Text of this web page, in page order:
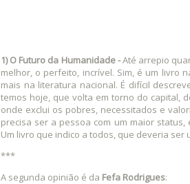
1) O Futuro da Humanidade-Até arrepio
melhor, o perfeito, incrível. Sim, é um livro
mais na literatura nacional. É difícil
temos hoje, que volta em torno do capital,
onde exclui os pobres, necessitados e
precisa ser a pessoa com um maior
Um livro que indico a todos, que deveria
***
A segunda opinião é da Fefa Rodrigues: